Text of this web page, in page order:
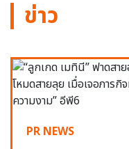
ข่าว
PR NEWS